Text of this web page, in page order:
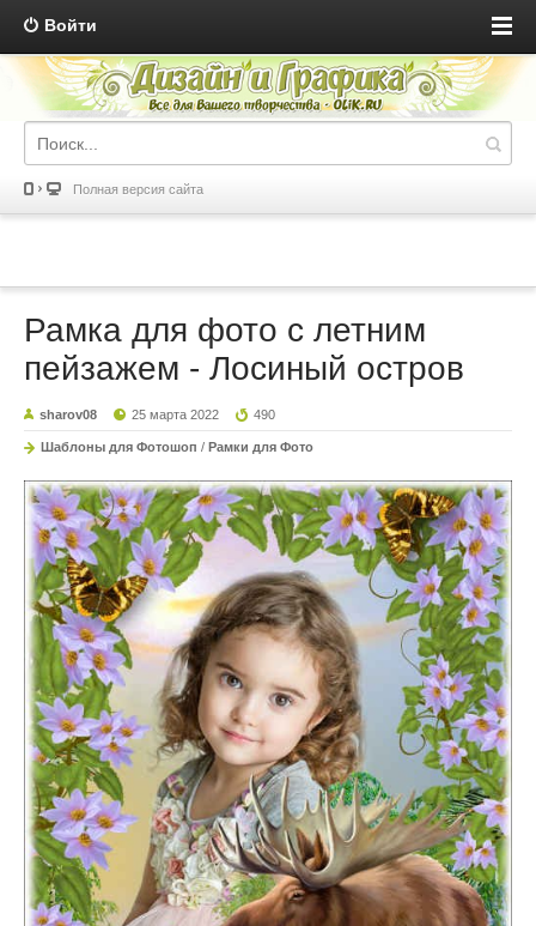
Войти
Полная версия сайта
Рамка для фото с летним
пейзажем - Лосиный остров
sharov08 25 марта 2022 490
Шаблоны для Фотошоп / Рамки для Фото